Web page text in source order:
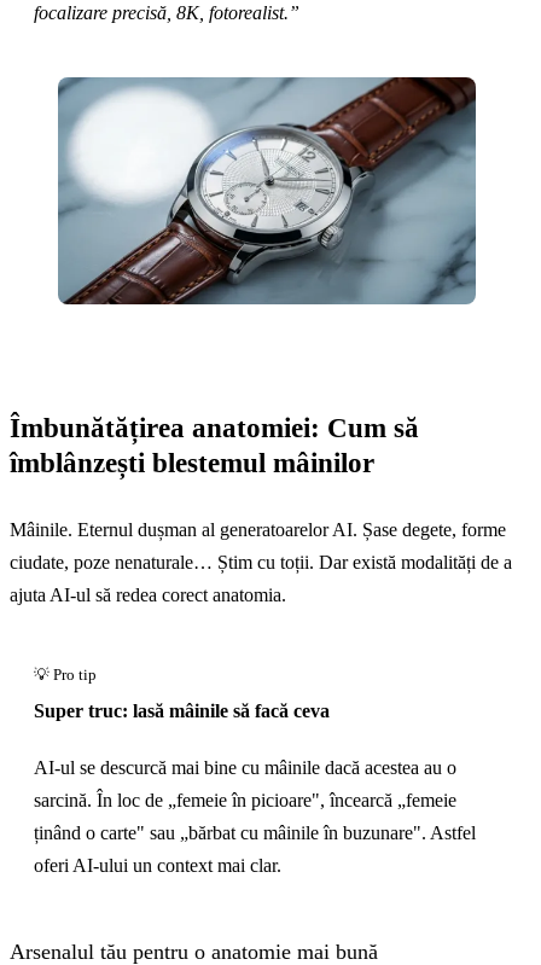
focalizare precisă, 8K, fotorealist.”
Îmbunătățirea anatomiei: Cum să
îmblânzești blestemul mâinilor
Mâinile. Eternul dușman al generatoarelor AI. Șase degete, forme
ciudate, poze nenaturale… Știm cu toții. Dar există modalități de a
ajuta AI-ul să redea corect anatomia.
Super truc: lasă mâinile să facă ceva
AI-ul se descurcă mai bine cu mâinile dacă acestea au o
sarcină. În loc de „femeie în picioare", încearcă „femeie
ținând o carte" sau „bărbat cu mâinile în buzunare". Astfel
oferi AI-ului un context mai clar.
Arsenalul tău pentru o anatomie mai bună